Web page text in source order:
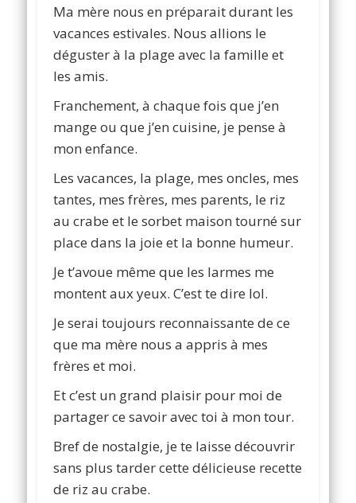
Ma mère nous en préparait durant les
vacances estivales. Nous allions le
déguster à la plage avec la famille et
les amis.
Franchement, à chaque fois que j’en
mange ou que j’en cuisine, je pense à
mon enfance.
Les vacances, la plage, mes oncles, mes
tantes, mes frères, mes parents, le riz
au crabe et le sorbet maison tourné sur
place dans la joie et la bonne humeur.
Je t’avoue même que les larmes me
montent aux yeux. C’est te dire lol.
Je serai toujours reconnaissante de ce
que ma mère nous a appris à mes
frères et moi.
Et c’est un grand plaisir pour moi de
partager ce savoir avec toi à mon tour.
Bref de nostalgie, je te laisse découvrir
sans plus tarder cette délicieuse recette
de riz au crabe.